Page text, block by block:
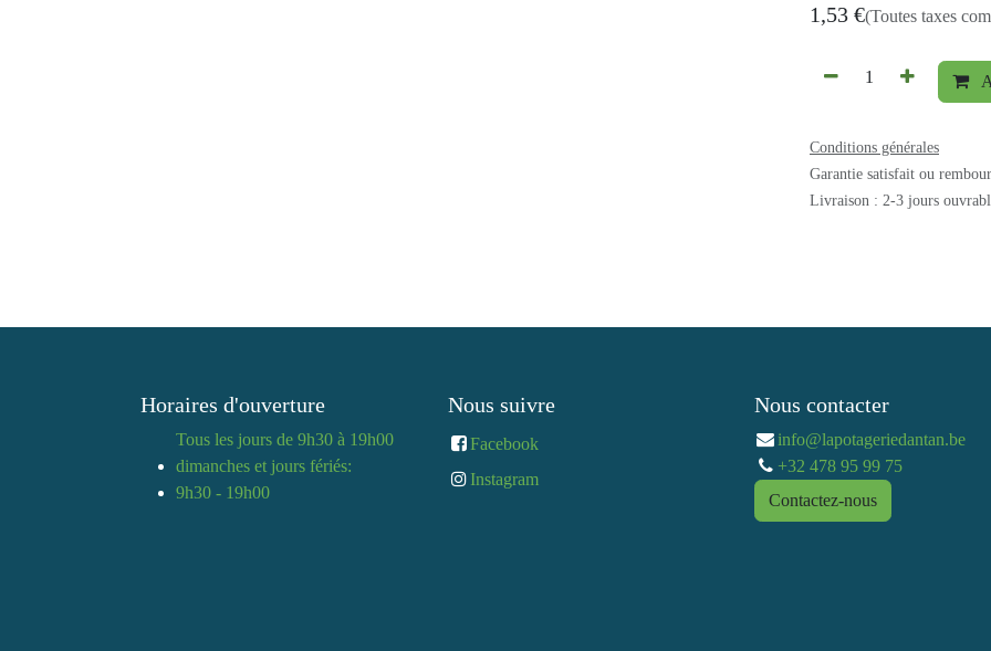
1,53€(Toutes taxes
Conditions générales
Garantie satisfait ou
Livraison : 2-3 jours
Horaires d'ouverture
Tous les jours de 9h30 à
19h00
dimanches et jours fériés:
Nous contacter
info@lapotageriedantan.be
+32 478 95 99 75
Contactez-nous
Nous suivre
Facebook
Instagram​